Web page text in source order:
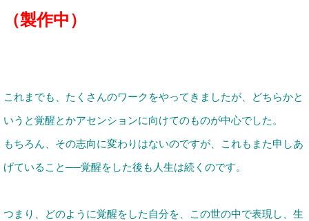
（製作中）
これまでも、たくさんのワークをやってきましたが、どちらかと
いうと覚醒とかアセンションに向けてのものが中心でした。
もちろん、その志向に変わりはないのですが、これもまた申しあ
げていること──覚醒をした後も人生は続くのです。
つまり、どのように覚醒をした自分を、この世の中で表現し、生